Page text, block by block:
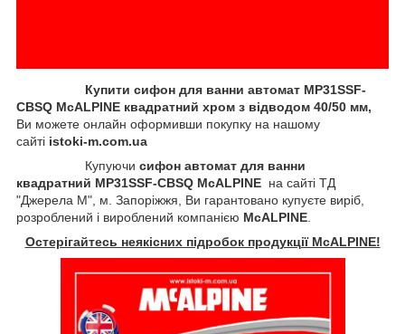
Купити сифон для ванни автомат MP31SSF-
CBSQ McALPINE квадратний хром з відводом 40/50 мм,
Ви можете онлайн оформивши покупку на нашому
сайті istoki-m.com.ua
Купуючи сифон автомат для ванни
квадратний MP31SSF-CBSQ McALPINE на сайті ТД
"Джерела М", м. Запоріжжя, Ви гарантовано купуєте виріб,
розроблений і вироблений компанією McALPINE.
Остерігайтесь неякісних підробок продукції McALPINE!